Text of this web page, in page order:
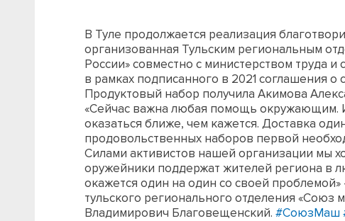
В Туле продолжается реализация
организованная Тульским региональным
России» совместно с министерством труда
в рамках подписанного в 2021 соглашения о
Продуктовый набор получила Акимова
«Сейчас важна любая помощь окружающим.
оказаться ближе, чем кажется. Доставка
продовольственных наборов первой
Силами активистов нашей организации мы
оружейники поддержат жителей региона в
окажется один на один со своей
тульского регионального отделения «Союз
Владимирович Благовещенский. #СоюзМаш